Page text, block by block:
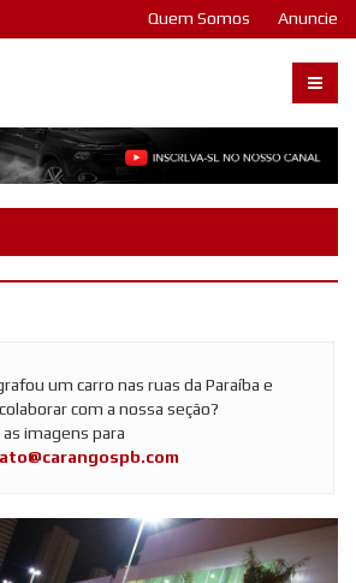
Quem Somos Anuncie
um carro nas ruas da Paraíba e
com a nossa seção?
as imagens para